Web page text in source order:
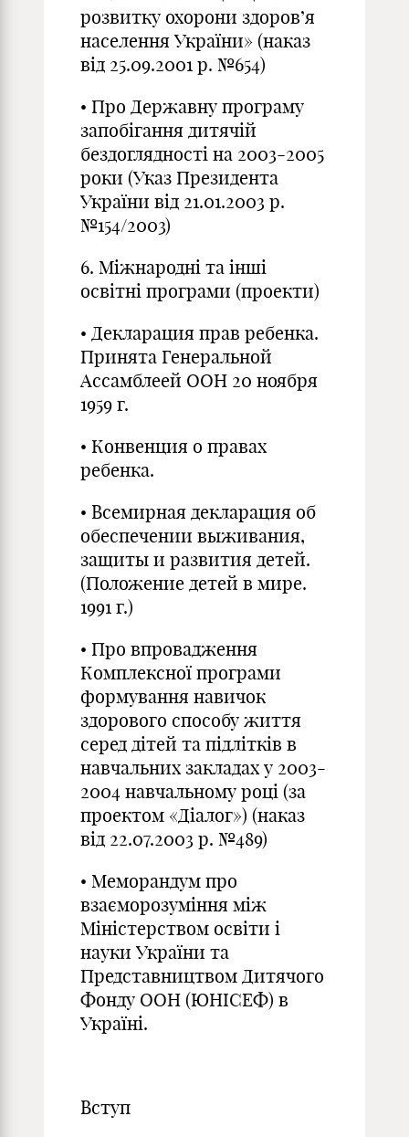
розвитку охорони здоров’я
населення України» (наказ
від 25.09.2001 р. №654)
• Про Державну програму
запобігання дитячій
бездоглядності на 2003-2005
роки (Указ Президента
України від 21.01.2003 р.
№154/2003)
6. Міжнародні та інші
освітні програми (проекти)
• Декларация прав ребенка.
Принята Генеральной
Ассамблеей ООН 20 ноября
1959 г.
• Конвенция о правах
ребенка.
• Всемирная декларация об
обеспечении выживания,
защиты и развития детей.
(Положение детей в мире.
1991 г.)
• Про впровадження
Комплексної програми
формування навичок
здорового способу життя
серед дітей та підлітків в
навчальних закладах у 2003-
2004 навчальному році (за
проектом «Діалог») (наказ
від 22.07.2003 р. №489)
• Меморандум про
взаєморозуміння між
Міністерством освіти і
науки України та
Представництвом Дитячого
Фонду ООН (ЮНІСЕФ) в
Україні.
Вступ